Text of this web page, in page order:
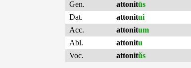
Gen.
attonitūs
Dat.
attonitui
Acc.
attonitum
Abl.
attonitu
Voc.
attonitŭs